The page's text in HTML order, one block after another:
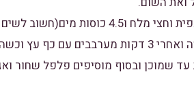
3. אחרי ששמים הכל בסיר מוסיפים כפית
מדיי)מבשלים על אש גבוהה בלי מכסה ואחרי 3
שמוכן ובסוף מוסיפים פלפל שחור